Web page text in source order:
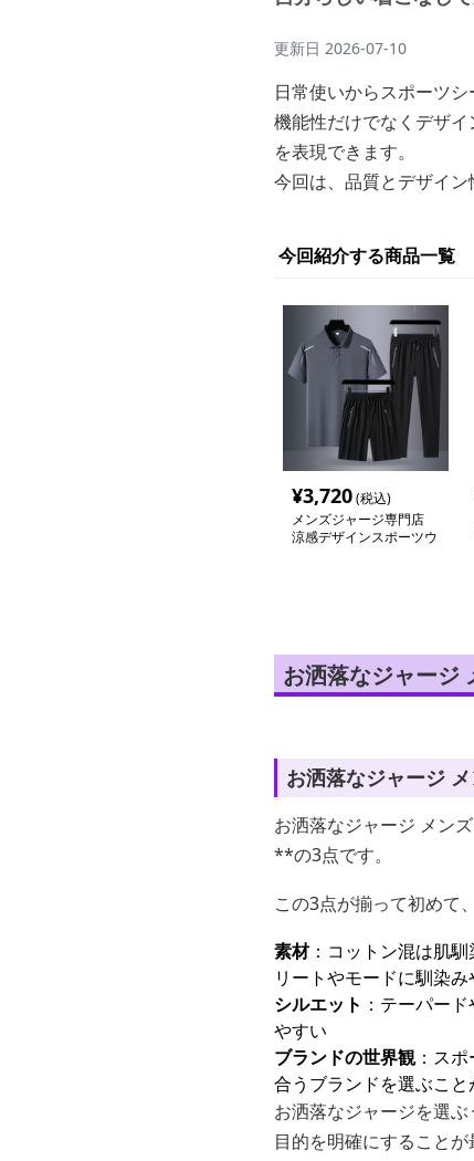
更新日 2026-07-10
日常使いからスポーツ
機能性だけでなくデザ
を表現できます。
今回は、品質とデザイン
今回紹介する商品一覧
¥3,720(税込)
メンズジャージ専門店
涼感デザインスポーツウ
お洒落なジャージ
お洒落なジャージ
お洒落なジャージ メン
**の3点です。
この3点が揃って初めて
素材：コットン混は肌
リートやモードに馴染み
シルエット ：テーパー
やすい
ブランドの世界観：スポ
合うブランドを選ぶこと
お洒落なジャージを選
目的を明確にすることが